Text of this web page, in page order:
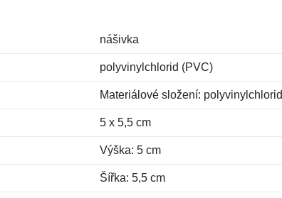
nášivka
polyvinylchlorid (PVC)
Materiálové složení: polyvinylchlorid
5 x 5,5 cm
Výška: 5 cm
Šířka: 5,5 cm